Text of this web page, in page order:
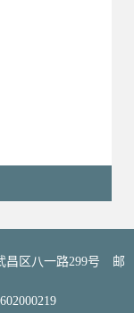
昌区八一路299号 邮